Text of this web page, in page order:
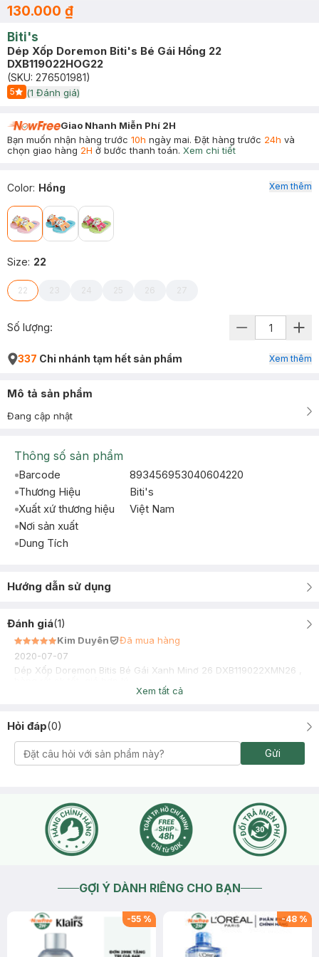
130.000 ₫
Biti's
Dép Xốp Doremon Biti's Bé Gái Hồng 22
DXB119022HOG22
(SKU: 276501981)
5
Start Icon
(1 Đánh giá)
Giao Nhanh Miễn Phí 2H
Bạn muốn nhận hàng trước 10h ngày mai. Đặt hàng trước 24h và
chọn giao hàng 2H ở bước thanh toán. Xem chi tiết
Color: Hồng
Size: 22
22 23 24 25 26 27
Xem thêm
Số lượng:
337 Chi nhánh tạm hết sản phẩm Xem thêm
Mô tả sản phẩm
Đang cập nhật
Thông số sản phẩm
Barcode
893456953040604220
Thương Hiệu
Biti's
Xuất xứ thương hiệu
Việt Nam
Nơi sản xuất
Dung Tích
Hướng dẫn sử dụng
Đánh giá(1)
Kim Duyên
Đã mua hàng
2020-07-07
Dép Xốp Doremon Bitis Bé Gái Xanh Minơ 26 DXB119022XMN26 ,
Xem tất cả
Hỏi đáp(0)
Gửi
GỢI Ý DÀNH RIÊNG CHO BẠN
-55 % -48 %